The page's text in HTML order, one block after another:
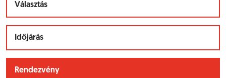
Választás
Időjárás
Rendezvény